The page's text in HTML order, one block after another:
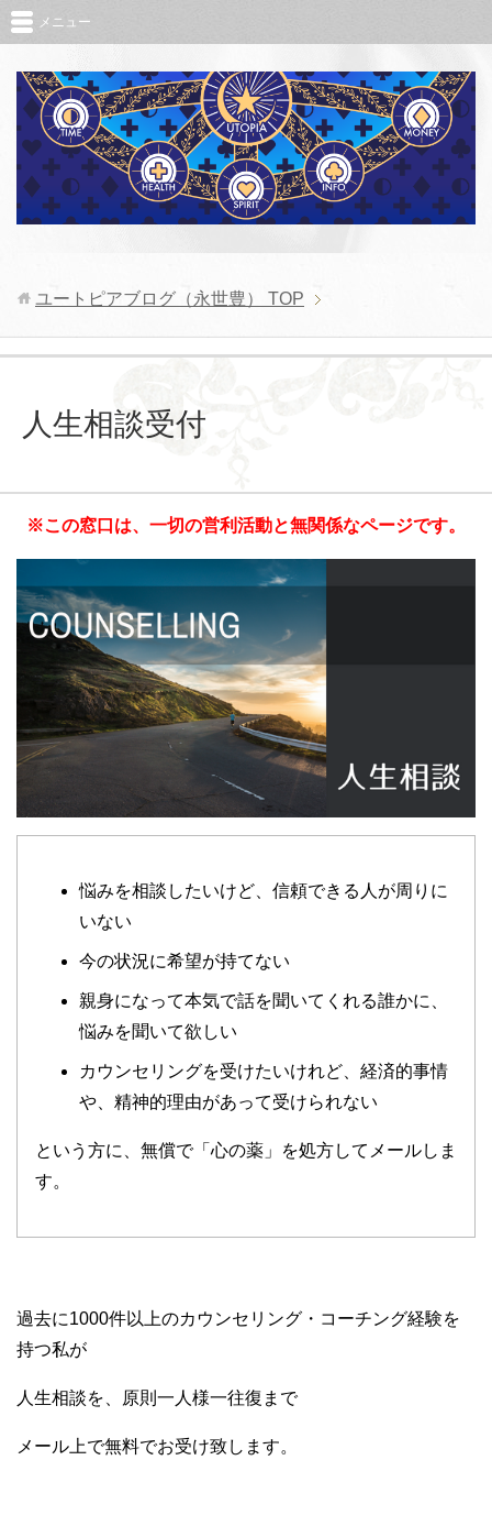
メニュー
ユートピアブログ（永世豊） TOP
人生相談受付
※この窓口は、一切の営利活動と無関係なページです。
悩みを相談したいけど、信頼できる人が周りに
いない
今の状況に希望が持てない
親身になって本気で話を聞いてくれる誰かに、
悩みを聞いて欲しい
カウンセリングを受けたいけれど、経済的事情
や、精神的理由があって受けられない
という方に、無償で「心の薬」を処方してメールしま
す。
過去に1000件以上のカウンセリング・コーチング経験を
持つ私が
人生相談を、原則一人様一往復まで
メール上で無料でお受け致します。